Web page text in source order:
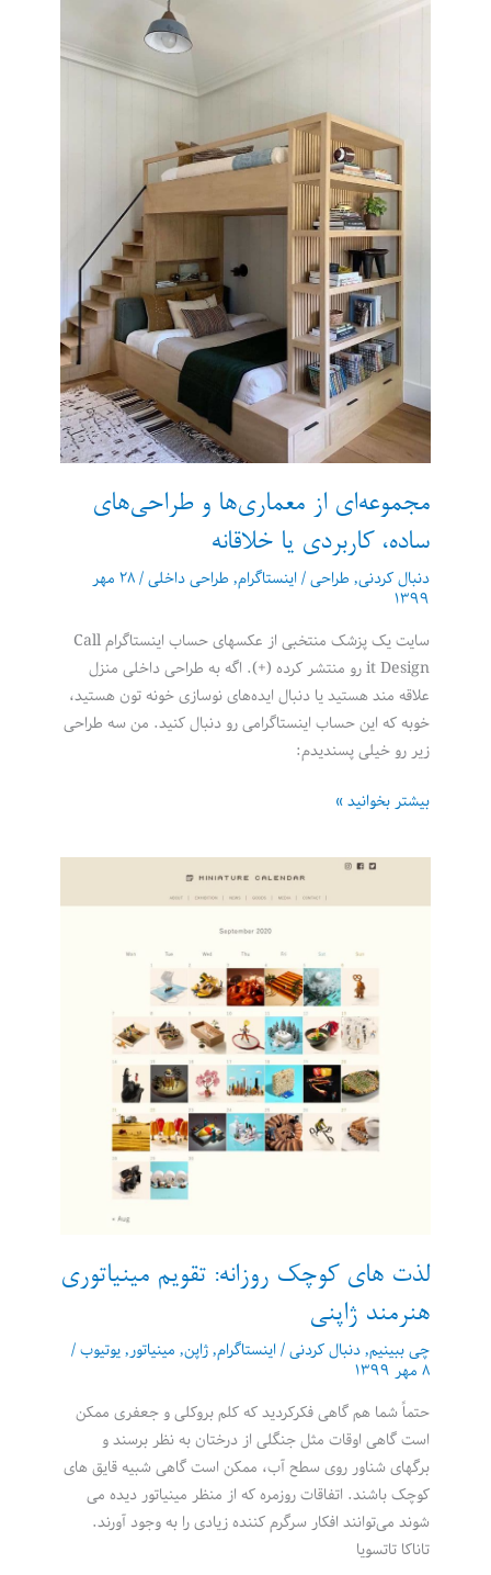
مجموعه‌ای از معماری‌ها و طراحی‌های
ساده، کاربردی یا خلاقانه
دنبال کردنی,طراحی/اینستاگرام,طراحی داخلی/ ۲۸ مهر
۱۳۹۹
سایت یک پزشک منتخبی از عکسهای حساب اینستاگرام Call
it Design رو منتشر کرده (+). اگه به طراحی داخلی منزل
علاقه مند هستید یا دنبال ایده‌های نوسازی خونه تون هستید،
خوبه که این حساب اینستاگرامی رو دنبال کنید. من سه طراحی
زیر رو خیلی پسندیدم:
مجموعه‌ای
معماری‌ها
طراحی‌های
بیشتر بخوانید »
لذت های کوچک روزانه: تقویم مینیاتوری
هنرمند ژاپنی
چی ببینیم,دنبال کردنی/اینستاگرام,ژاپن, مینیاتور,یوتیوب/
۸ مهر ۱۳۹۹
حتماً شما هم گاهی فکرکردید که کلم بروکلی و جعفری ممکن
است گاهی اوقات مثل جنگلی از درختان به نظر برسند و
برگهای شناور روی سطح آب، ممکن است گاهی شبیه قایق های
کوچک باشند. اتفاقات روزمره که از منظر مینیاتور دیده می
شوند می‌توانند افکار سرگرم کننده زیادی را به وجود آورند.
تاناکا تاتسویا